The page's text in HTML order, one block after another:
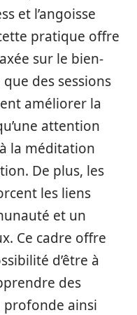
et l’angoisse
pratique offre
sur le bien-
des sessions
améliorer la
attention
la méditation
De plus, les
les liens
et un
Ce cadre offre
d’être à
des
ainsi